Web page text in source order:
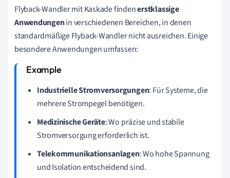
Flyback-Wandler mit Kaskade findenerstklassige
Anwendungenin verschiedenen Bereichen, in denen
standardmäßige Flyback-Wandler nicht ausreichen. Einige
besondere Anwendungen umfassen:
Industrielle Stromversorgungen: Für Systeme, die
mehrere Strompegel benötigen.
Medizinische Geräte: Wo präzise und stabile
Stromversorgung erforderlich ist.
Telekommunikationsanlagen: Wo hohe Spannung
und Isolation entscheidend sind.